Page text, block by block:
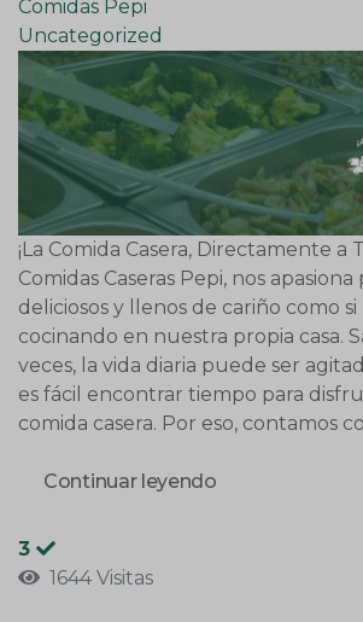
Comidas Pepi
Uncategorized
¡La Comida Casera, Directamente a
Comidas Caseras Pepi, nos
deliciosos y llenos de cariño como
cocinando en nuestra propia casa.
veces, la vida diaria puede ser
es fácil encontrar tiempo para
comida casera. Por eso, contamos
Continuar leyendo
3
1644 Visitas